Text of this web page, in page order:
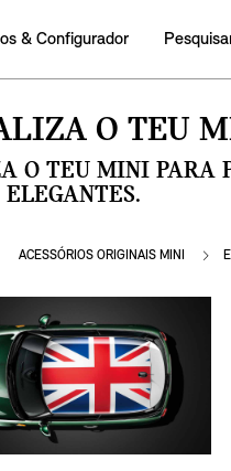
& Configurador
O TEU
O TEU MINI PARA
ELEGANTES.
ACESSÓRIOS ORIGINAIS MINI